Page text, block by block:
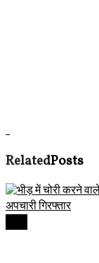
RelatedPosts